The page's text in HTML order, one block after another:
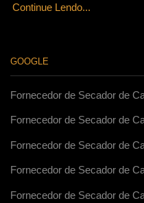
Continue Lendo...
GOOGLE
Fornecedor de Secador de
Fornecedor de Secador de
Fornecedor de Secador de
Fornecedor de Secador de
Fornecedor de Secador de